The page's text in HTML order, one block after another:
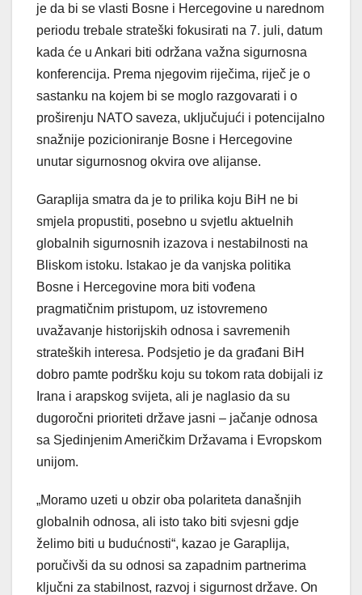
je da bi se vlasti Bosne i Hercegovine u narednom
periodu trebale strateški fokusirati na 7. juli, datum
kada će u Ankari biti održana važna sigurnosna
konferencija. Prema njegovim riječima, riječ je o
sastanku na kojem bi se moglo razgovarati i o
proširenju NATO saveza, uključujući i potencijalno
snažnije pozicioniranje Bosne i Hercegovine
unutar sigurnosnog okvira ove alijanse.
Garaplija smatra da je to prilika koju BiH ne bi
smjela propustiti, posebno u svjetlu aktuelnih
globalnih sigurnosnih izazova i nestabilnosti na
Bliskom istoku. Istakao je da vanjska politika
Bosne i Hercegovine mora biti vođena
pragmatičnim pristupom, uz istovremeno
uvažavanje historijskih odnosa i savremenih
strateških interesa. Podsjetio je da građani BiH
dobro pamte podršku koju su tokom rata dobijali iz
Irana i arapskog svijeta, ali je naglasio da su
dugoročni prioriteti države jasni – jačanje odnosa
sa Sjedinjenim Američkim Državama i Evropskom
unijom.
„Moramo uzeti u obzir oba polariteta današnjih
globalnih odnosa, ali isto tako biti svjesni gdje
želimo biti u budućnosti“, kazao je Garaplija,
poručivši da su odnosi sa zapadnim partnerima
ključni za stabilnost, razvoj i sigurnost države. On